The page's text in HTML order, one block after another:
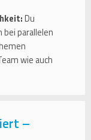
Du
parallelen
wie auch
–